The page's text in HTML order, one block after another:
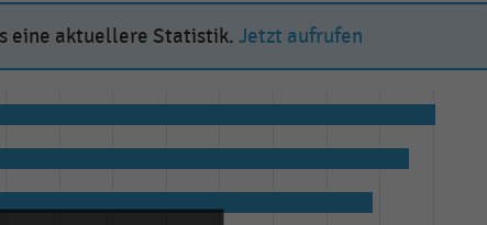
eine aktuellere Statistik. Jetzt aufrufen